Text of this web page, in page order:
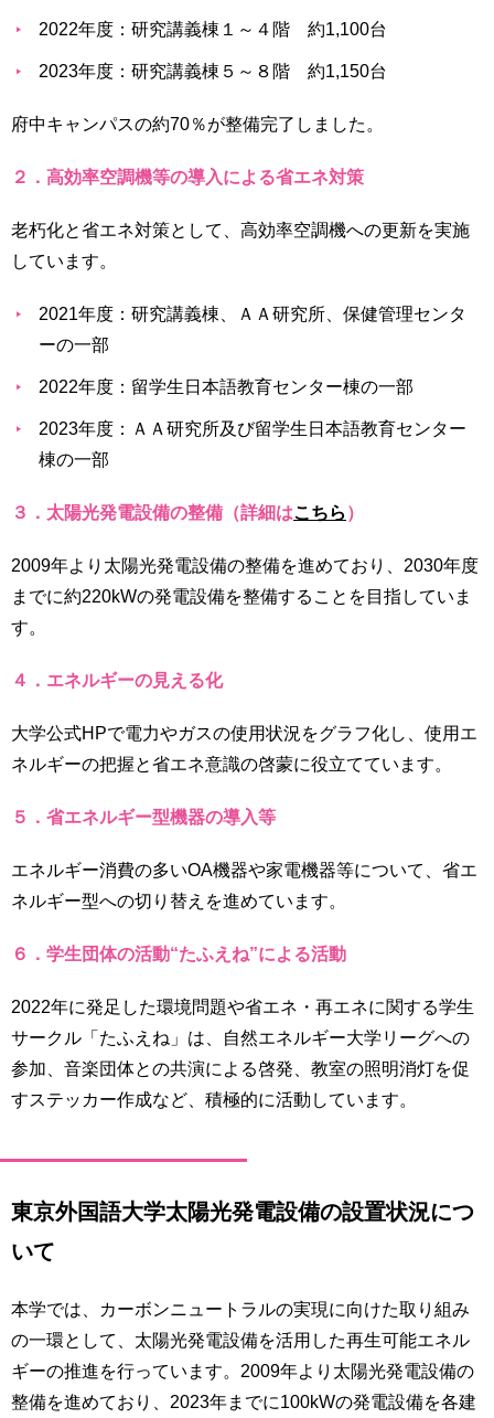
2022年度：研究講義棟１～４階 約1,100台
2023年度：研究講義棟５～８階 約1,150台
府中キャンパスの約70％が整備完了しました。
２．⾼効率空調機等の導⼊による省エネ対策
老朽化と省エネ対策として、高効率空調機への更新を実施
しています。
2021年度：研究講義棟、ＡＡ研究所、保健管理センタ
ーの⼀部
2022年度：留学⽣⽇本語教育センター棟の⼀部
2023年度：ＡＡ研究所及び留学生日本語教育センター
棟の一部
３．太陽光発電設備の整備（詳細はこちら）
2009年より太陽光発電設備の整備を進めており、2030年度
までに約220kWの発電設備を整備することを目指していま
す。
４．エネルギーの見える化
大学公式HPで電力やガスの使用状況をグラフ化し、使用エ
ネルギーの把握と省エネ意識の啓蒙に役立てています。
５．省エネルギー型機器の導入等
エネルギー消費の多いOA機器や家電機器等について、省エ
ネルギー型への切り替えを進めています。
６．学生団体の活動“たふえね”による活動
2022年に発足した環境問題や省エネ・再エネに関する学生
サークル「たふえね」は、自然エネルギー大学リーグへの
参加、音楽団体との共演による啓発、教室の照明消灯を促
すステッカー作成など、積極的に活動しています。
東京外国語大学太陽光発電設備の設置状況につ
いて
本学では、カーボンニュートラルの実現に向けた取り組み
の一環として、太陽光発電設備を活用した再生可能エネル
ギーの推進を行っています。2009年より太陽光発電設備の
整備を進めており、2023年までに100kWの発電設備を各建